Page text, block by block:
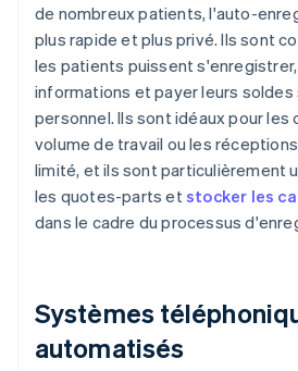
de nombreux patients, l'auto-
plus rapide et plus privé. Ils sont
les patients puissent
informations et payer leurs soldes
personnel. Ils sont idéaux pour
volume de travail ou les
limité, et ils sont particulièrement
les quotes-parts etstocker les
dans le cadre du processus
Systèmes
automatisés